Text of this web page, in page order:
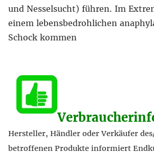
und Nesselsucht) führen. Im
einem lebensbedrohlichen
Schock kommen
Hersteller, Händler oder Verkäufer
betroffenen Produkte informiert